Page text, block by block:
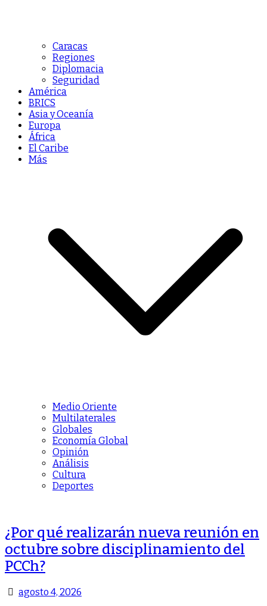
Caracas
Regiones
Diplomacia
Seguridad
América
BRICS
Asia y Oceanía
Europa
África
El Caribe
Más
Medio Oriente
Multilaterales
Globales
Economía Global
Opinión
Análisis
Cultura
Deportes
¿Por qué realizarán nueva reunión en
octubre sobre disciplinamiento del
PCCh?
agosto 4, 2026